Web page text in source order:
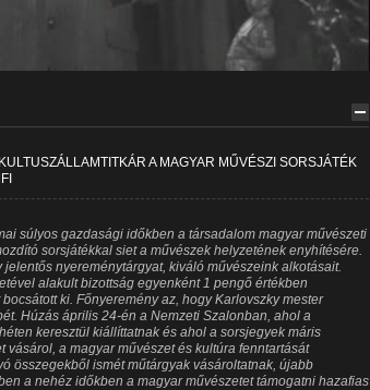
A MAGYAR MŰVÉSZI SORSJÁTÉK
súlyos gazdasági időkben a társadalom magyar művészeti
sorsjátékkal siet a művészek helyzetének enyhítésére.
nyereménytárgyat, kiváló művészeink alkotásait.
alakult bizottság egyenként 1 pengő értékben
ki. Főnyeremény az, hogy Karlovszky mester
Húzás április 24-én a Nemzeti Szalonban, ahol a
keresztül kiállíttatnak és ahol a sorsjegyek máris
vásárol, a magyar művészet és kultúra fenntartását
összegekből ismét műtárgyak vásároltatnak, újabb
a nehéz időkben a magyar művészetet támogatni hazafias